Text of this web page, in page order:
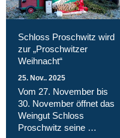
Schloss Proschwitz wird
zur „Proschwitzer
Weihnacht“
25. Nov.. 2025
Vom 27. November bis
30. November öffnet das
Weingut Schloss
Proschwitz seine …